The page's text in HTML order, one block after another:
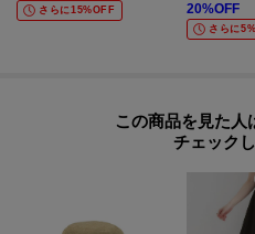
さらに15%OFF
20%OFF
さらに
この商品を見た人
チェック